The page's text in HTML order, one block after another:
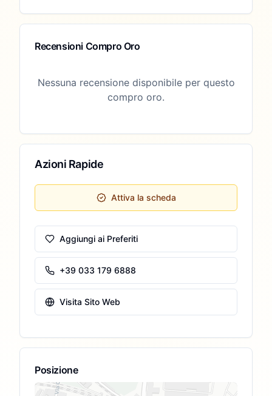
Recensioni Compro Oro
Nessuna recensione disponibile per questo
compro oro.
Azioni Rapide
Attiva la scheda
Aggiungi ai Preferiti
+39 033 179 6888
Visita Sito Web
Posizione